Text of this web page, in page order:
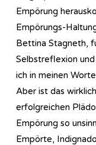
Empörung
Empörungs-
Bettina Stagneth,
Selbstreflexion
ich in meinen
Aber ist das
erfolgreichen
Empörung so
Empörte,